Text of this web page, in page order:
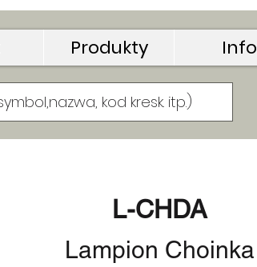
Produkty Info
L-CHDA
Lampion Choinka